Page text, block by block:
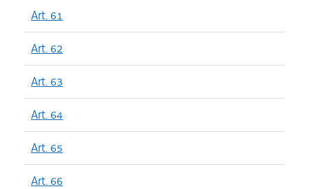
Art. 61
Art. 62
Art. 63
Art. 64
Art. 65
Art. 66